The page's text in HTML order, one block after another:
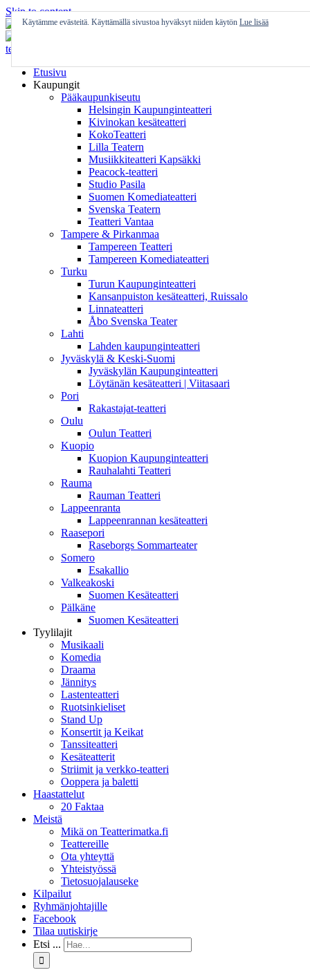
Skip to content
Etusivu
Kaupungit
Pääkaupunkiseutu
Helsingin Kaupunginteatteri
Kivinokan kesäteatteri
KokoTeatteri
Lilla Teatern
Musiikkiteatteri Kapsäkki
Peacock-teatteri
Studio Pasila
Suomen Komediateatteri
Svenska Teatern
Teatteri Vantaa
Tampere & Pirkanmaa
Tampereen Teatteri
Tampereen Komediateatteri
Turku
Turun Kaupunginteatteri
Kansanpuiston kesäteatteri, Ruissalo
Linnateatteri
Åbo Svenska Teater
Lahti
Lahden kaupunginteatteri
Jyväskylä & Keski-Suomi
Jyväskylän Kaupunginteatteri
Löytänän kesäteatteri | Viitasaari
Pori
Rakastajat-teatteri
Oulu
Oulun Teatteri
Kuopio
Kuopion Kaupunginteatteri
Rauhalahti Teatteri
Rauma
Rauman Teatteri
Lappeenranta
Lappeenrannan kesäteatteri
Raasepori
Raseborgs Sommarteater
Somero
Esakallio
Valkeakoski
Suomen Kesäteatteri
Pälkäne
Suomen Kesäteatteri
Tyylilajit
Musikaali
Komedia
Draama
Jännitys
Lastenteatteri
Ruotsinkieliset
Stand Up
Konsertit ja Keikat
Tanssiteatteri
Kesäteatterit
Striimit ja verkko-teatteri
Ooppera ja baletti
Haastattelut
20 Faktaa
Meistä
Mikä on Teatterimatka.fi
Teattereille
Ota yhteyttä
Yhteistyössä
Tietosuojalauseke
Kilpailut
Ryhmänjohtajille
Facebook
Tilaa uutiskirje
Etsi ...
Käytämme evästeitä. Käyttämällä sivustoa hyväksyt niiden käytön Lue lisää